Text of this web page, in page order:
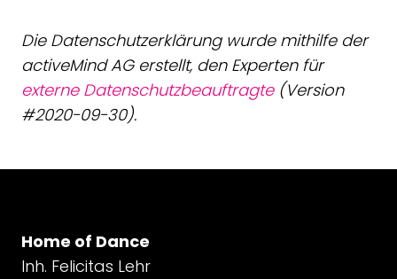
Die Datenschutzerklärung wurde mithilfe der
activeMind AG erstellt, den Experten für
externe Datenschutzbeauftragte(Version
#2020-09-30).
Home of Dance
Inh. Felicitas Lehr